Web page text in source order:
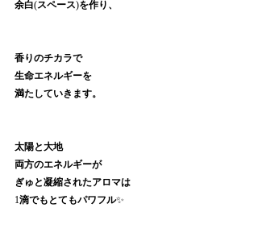
余白(スペース)を作り、
香りのチカラで
生命エネルギーを
満たしていきます。
太陽と大地
両方のエネルギーが
ぎゅと凝縮されたアロマは
1滴でもとてもパワフル✨